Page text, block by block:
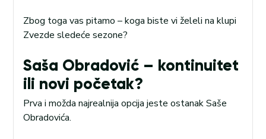
Zbog toga vas pitamo – koga biste vi želeli na klupi
Zvezde sledeće sezone?
Saša Obradović – kontinuitet
ili novi početak?
Prva i možda najrealnija opcija jeste ostanak Saše
Obradovića.